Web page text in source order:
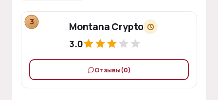
3 Montana Crypto
3.0
Отзывы(0)